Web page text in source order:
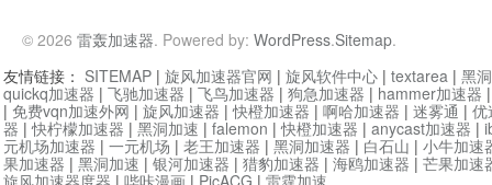
© 2026 雷轰加速器. Powered by: WordPress.Sitemap.
友情链接： SITEMAP | 旋风加速器官网 | 旋风软件中心 | textarea | 黑
quickq加速器 | 飞驰加速器 | 飞鸟加速器 | 狗急加速器 | hammer加速器
| 免费vqn加速外网 | 旋风加速器 |快橙加速器 | 啊哈加速器 | 迷雾通 | 优
器 |快柠檬加速器 | 黑洞加速 | falemon |快橙加速器 | anycast加速器 |
元机场加速器 | 一元机场 | 老王加速器 | 黑洞加速器 | 白石山 | 小牛加速
果加速器 | 黑洞加速 | 银河加速器 | 猎豹加速器 | 海鸥加速器 | 芒果加速